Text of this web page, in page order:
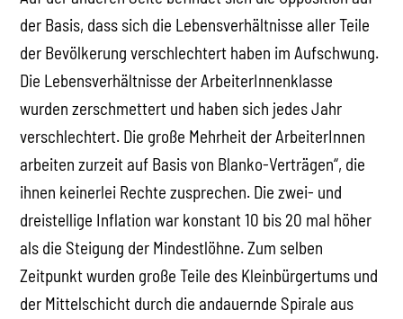
der Basis, dass sich die Lebensverhältnisse aller Teile
der Bevölkerung verschlechtert haben im Aufschwung.
Die Lebensverhältnisse der ArbeiterInnenklasse
wurden zerschmettert und haben sich jedes Jahr
verschlechtert. Die große Mehrheit der ArbeiterInnen
arbeiten zurzeit auf Basis von Blanko-Verträgen“, die
ihnen keinerlei Rechte zusprechen. Die zwei- und
dreistellige Inflation war konstant 10 bis 20 mal höher
als die Steigung der Mindestlöhne. Zum selben
Zeitpunkt wurden große Teile des Kleinbürgertums und
der Mittelschicht durch die andauernde Spirale aus